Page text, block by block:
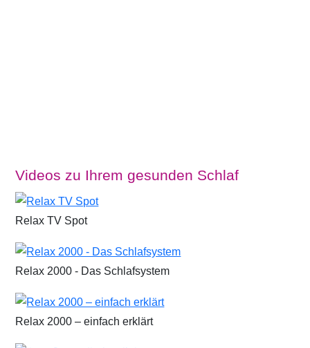
Videos zu Ihrem gesunden Schlaf
Relax TV Spot
Relax 2000 - Das Schlafsystem
Relax 2000 – einfach erklärt